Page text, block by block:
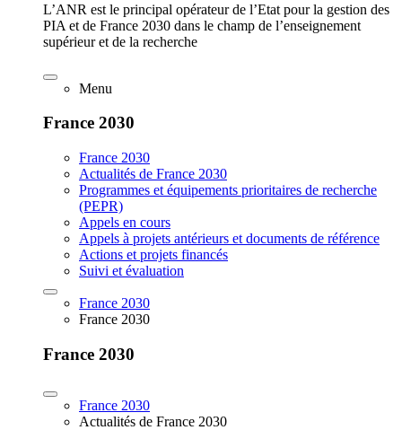
L’ANR est le principal opérateur de l’Etat pour la gestion des
PIA et de France 2030 dans le champ de l’enseignement
supérieur et de la recherche
Menu
France 2030
France 2030
Actualités de France 2030
Programmes et équipements prioritaires de recherche
(PEPR)
Appels en cours
Appels à projets antérieurs et documents de référence
Actions et projets financés
Suivi et évaluation
France 2030
France 2030
France 2030
France 2030
Actualités de France 2030